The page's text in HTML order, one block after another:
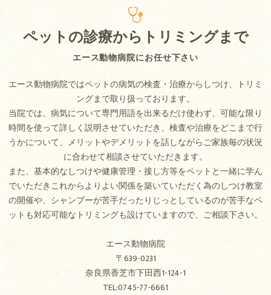
エース動物病院にお任せ下さい
ペットの診療からトリミングまで
エース動物病院ではペットの病気の検査・治療からしつけ、トリミ
ングまで取り扱っております。
当院では、病気について専門用語を出来るだけ使わず、可能な限り
時間を使って詳しく説明させていただき、検査や治療をどこまで行
うかについて、メリットやデメリットを話しながらご家族毎の状況
に合わせて相談させていただきます。
また、基本的なしつけや健康管理・接し方等をペットと一緒に学ん
でいただきこれからよりよい関係を築いていただく為のしつけ教室
の開催や、シャンプーが苦手だったりじっとしているのが苦手なペ
ットも対応可能なトリミングも設けていますので、ご相談下さい。
エース動物病院
〒639-0231
奈良県香芝市下田西1-124-1
TEL:0745-77-6661